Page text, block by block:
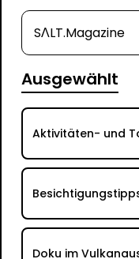
SΛLT.Magazine
Ausgewählt
Aktivitäten- und
Doku im